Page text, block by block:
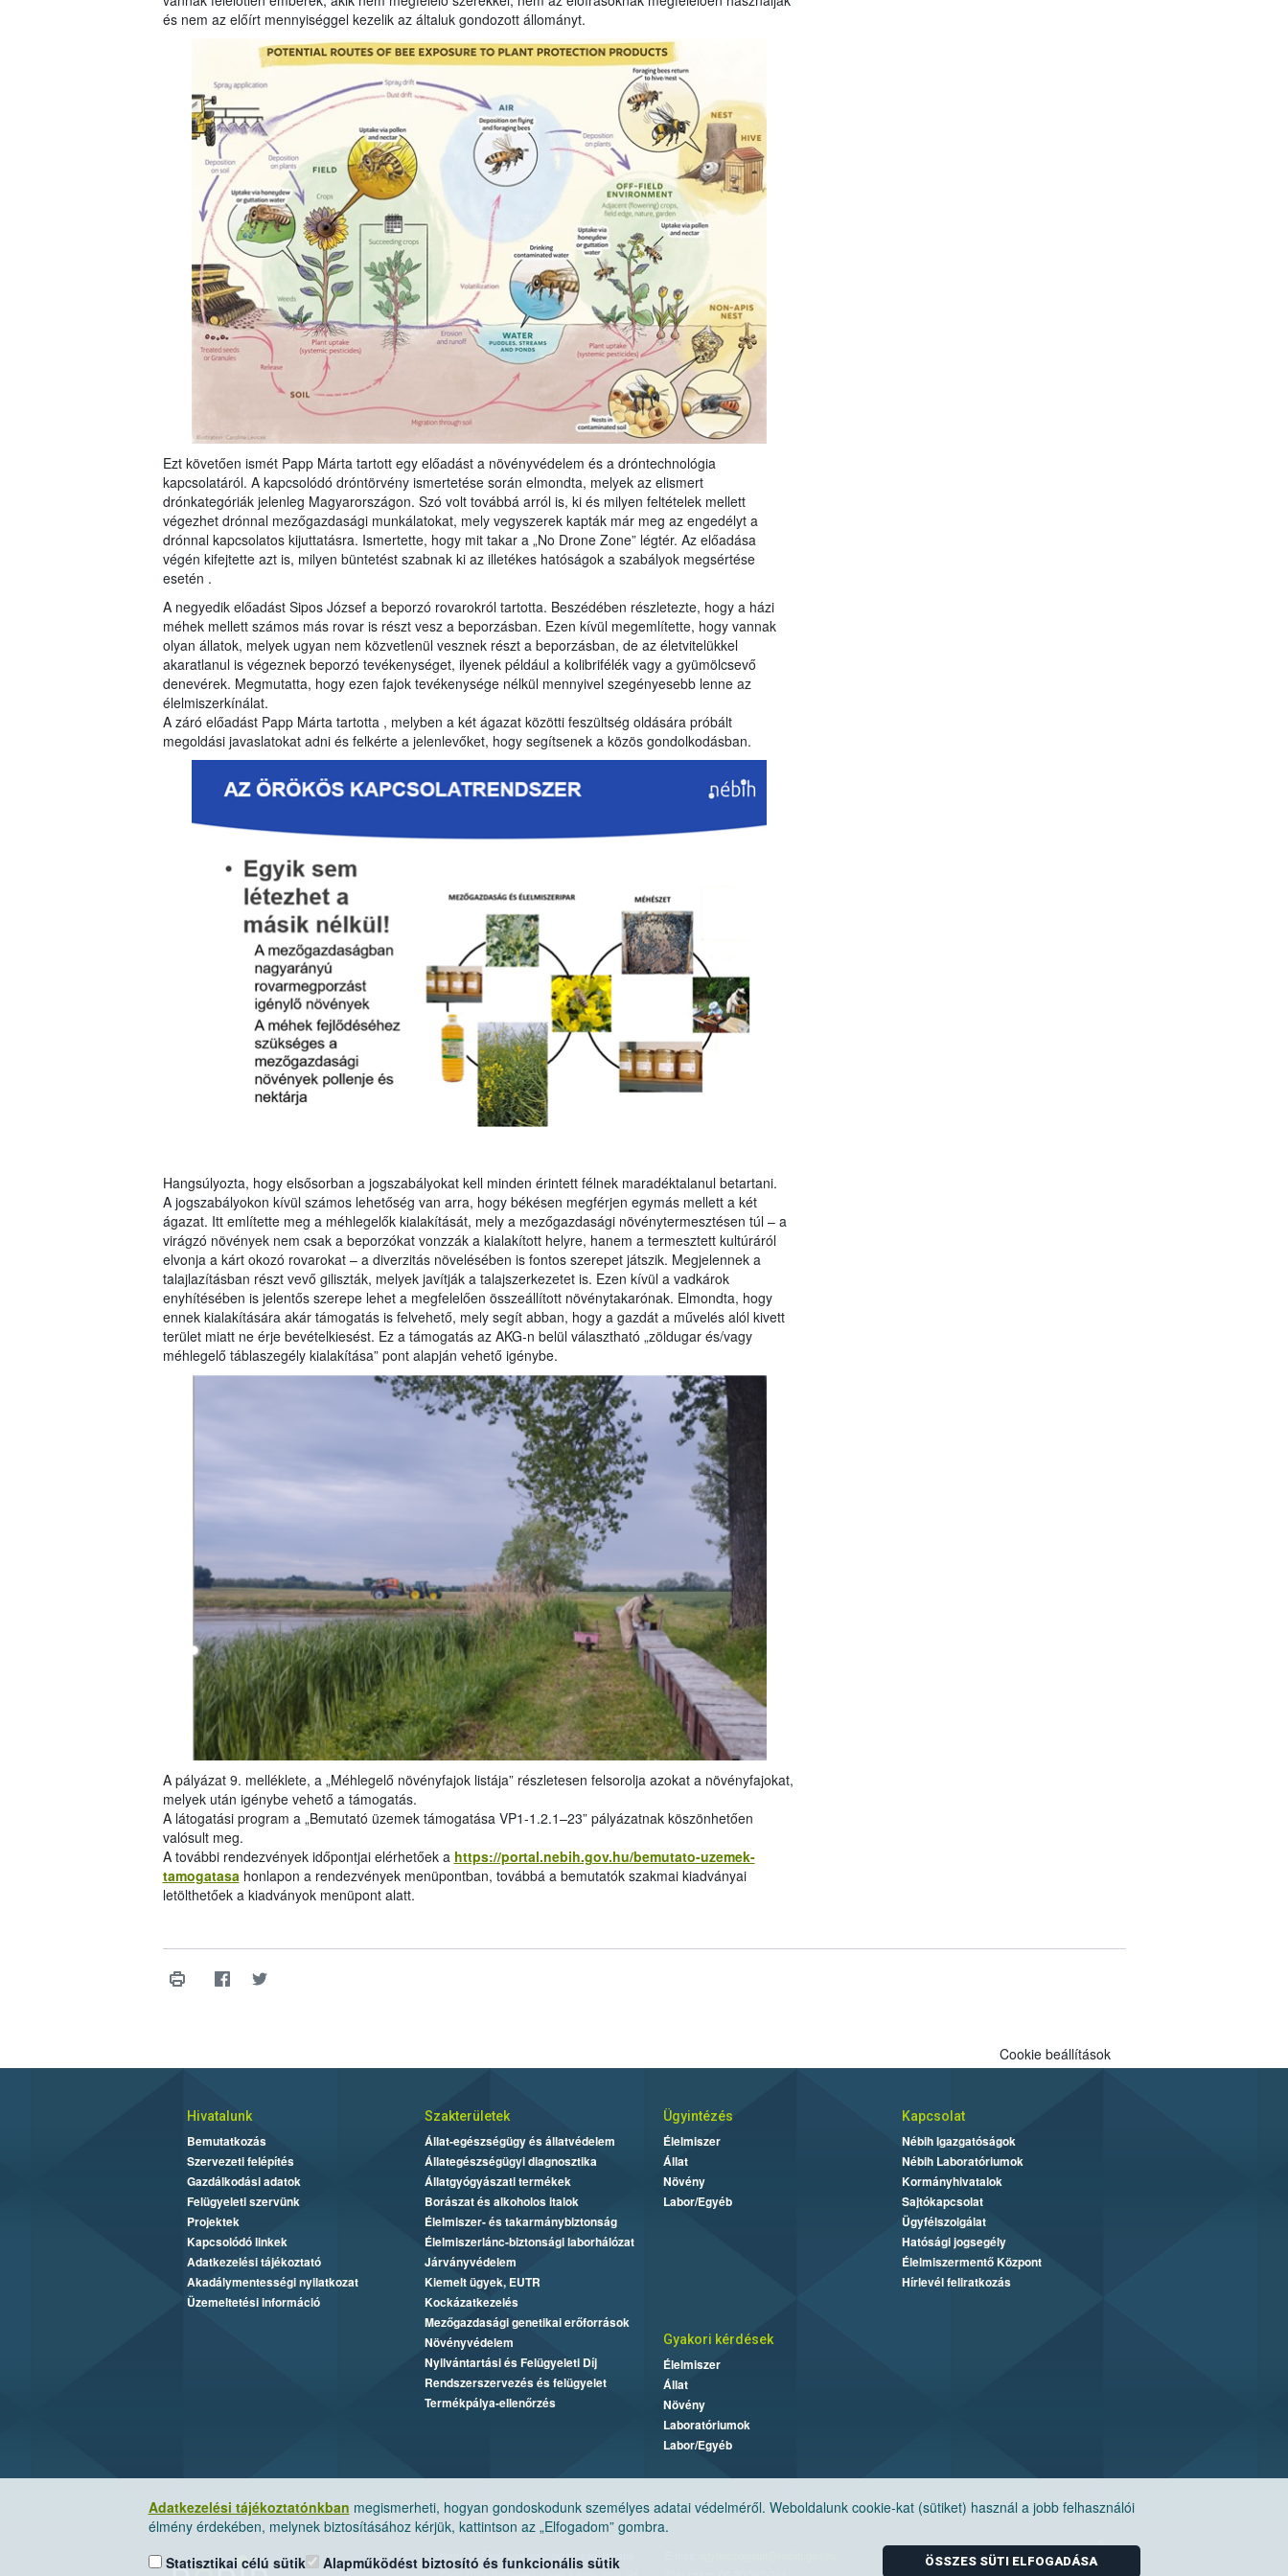
és nem az előírt mennyiséggel kezelik az általuk gondozott állományt.
Ezt követően ismét Papp Márta tartott egy előadást a növényvédelem és a dróntechnológia
kapcsolatáról. A kapcsolódó dróntörvény ismertetése során elmondta, melyek az elismert
drónkategóriák jelenleg Magyarországon. Szó volt továbbá arról is, ki és milyen feltételek mellett
végezhet drónnal mezőgazdasági munkálatokat, mely vegyszerek kapták már meg az engedélyt a
drónnal kapcsolatos kijuttatásra. Ismertette, hogy mit takar a „No Drone Zone” légtér. Az előadása
végén kifejtette azt is, milyen büntetést szabnak ki az illetékes hatóságok a szabályok megsértése
esetén .
A negyedik előadást Sipos József a beporzó rovarokról tartotta. Beszédében részletezte, hogy a házi
méhek mellett számos más rovar is részt vesz a beporzásban. Ezen kívül megemlítette, hogy vannak
olyan állatok, melyek ugyan nem közvetlenül vesznek részt a beporzásban, de az életvitelükkel
akaratlanul is végeznek beporzó tevékenységet, ilyenek például a kolibrifélék vagy a gyümölcsevő
denevérek. Megmutatta, hogy ezen fajok tevékenysége nélkül mennyivel szegényesebb lenne az
élelmiszerkínálat.
A záró előadást Papp Márta tartotta , melyben a két ágazat közötti feszültség oldására próbált
megoldási javaslatokat adni és felkérte a jelenlevőket, hogy segítsenek a közös gondolkodásban.
Hangsúlyozta, hogy elsősorban a jogszabályokat kell minden érintett félnek maradéktalanul betartani.
A jogszabályokon kívül számos lehetőség van arra, hogy békésen megférjen egymás mellett a két
ágazat. Itt említette meg a méhlegelők kialakítását, mely a mezőgazdasági növénytermesztésen túl – a
virágzó növények nem csak a beporzókat vonzzák a kialakított helyre, hanem a termesztett kultúráról
elvonja a kárt okozó rovarokat – a diverzitás növelésében is fontos szerepet játszik. Megjelennek a
talajlazításban részt vevő giliszták, melyek javítják a talajszerkezetet is. Ezen kívül a vadkárok
enyhítésében is jelentős szerepe lehet a megfelelően összeállított növénytakarónak. Elmondta, hogy
ennek kialakítására akár támogatás is felvehető, mely segít abban, hogy a gazdát a művelés alól kivett
terület miatt ne érje bevételkiesést. Ez a támogatás az AKG-n belül választható „zöldugar és/vagy
méhlegelő táblaszegély kialakítása” pont alapján vehető igénybe.
A pályázat 9. melléklete, a „Méhlegelő növényfajok listája” részletesen felsorolja azokat a növényfajokat,
melyek után igénybe vehető a támogatás.
A látogatási program a „Bemutató üzemek támogatása VP1-1.2.1–23” pályázatnak köszönhetően
valósult meg.
A további rendezvények időpontjai elérhetőek a https://portal.nebih.gov.hu/bemutato-uzemek-
tamogatasahonlapon a rendezvények menüpontban, továbbá a bemutatók szakmai kiadványai
letölthetőek a kiadványok menüpont alatt.
Adatkezelési tájékoztatónkban megismerheti, hogyan gondoskodunk személyes adatai védelméről. Weboldalunk cookie-kat (sütiket) használ a jobb felhasználói
élmény érdekében, melynek biztosításához kérjük, kattintson az „Elfogadom” gombra.
Statisztikai célú sütik
Alapműködést biztosító és funkcionális sütik ÖSSZES SÜTI ELFOGADÁSA
Cookie beállítások
Hivatalunk
Bemutatkozás
Szervezeti felépítés
Gazdálkodási adatok
Felügyeleti szervünk
Projektek
Kapcsolódó linkek
Adatkezelési tájékoztató
Akadálymentességi nyilatkozat
Üzemeltetési információ
Szakterületek
Állat-egészségügy és állatvédelem
Állategészségügyi diagnosztika
Állatgyógyászati termékek
Borászat és alkoholos italok
Élelmiszer- és takarmánybiztonság
Élelmiszerlánc-biztonsági laborhálózat
Járványvédelem
Kiemelt ügyek, EUTR
Kockázatkezelés
Mezőgazdasági genetikai erőforrások
Növényvédelem
Nyilvántartási és Felügyeleti Díj
Rendszerszervezés és felügyelet
Termékpálya-ellenőrzés
Ügyintézés
Élelmiszer
Állat
Növény
Labor/Egyéb
Kapcsolat
Nébih Igazgatóságok
Nébih Laboratóriumok
Kormányhivatalok
Sajtókapcsolat
Ügyfélszolgálat
Hatósági jogsegély
Élelmiszermentő Központ
Hírlevél feliratkozás
Gyakori kérdések
Élelmiszer
Állat
Növény
Laboratóriumok
Labor/Egyéb
Nemzeti Élelmiszerlánc-biztonsági Hivatal